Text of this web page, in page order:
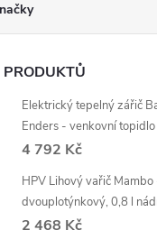
Elektrický tepelný zářič
Enders - venkovní topidlo
4 792 Kč
HPV Lihový vařič Mambo
dvouplotýnkový, 0,8 l
2 468 Kč